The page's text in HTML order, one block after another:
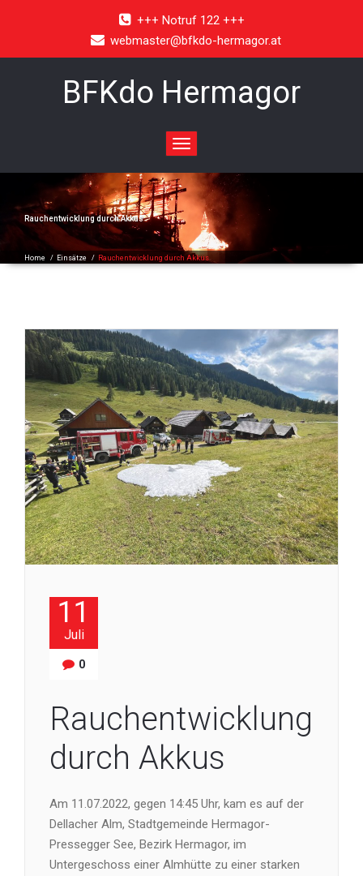
+++ Notruf 122 +++
webmaster@bfkdo-hermagor.at
BFKdo Hermagor
Toggle
navigation
Rauchentwicklung durch Akkus
Home / Einsätze / Rauchentwicklung durch Akkus
11
Juli
0
Rauchentwicklung
durch Akkus
Am 11.07.2022, gegen 14:45 Uhr, kam es auf der
Dellacher Alm, Stadtgemeinde Hermagor-
Pressegger See, Bezirk Hermagor, im
Untergeschoss einer Almhütte zu einer starken